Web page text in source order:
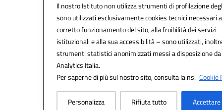
Il nostro Istituto non utilizza strumenti di profilazione
sono utilizzati esclusivamente cookies tecnici necessari
corretto funzionamento del sito, alla fruibilità dei servizi
istituzionali e alla sua accessibilità – sono utilizzati,
strumenti statistici anonimizzati messi a disposizione da
Analytics Italia.
Per saperne di più sul nostro sito, consulta la ns. Cookie
Personalizza Rifiuta tutto